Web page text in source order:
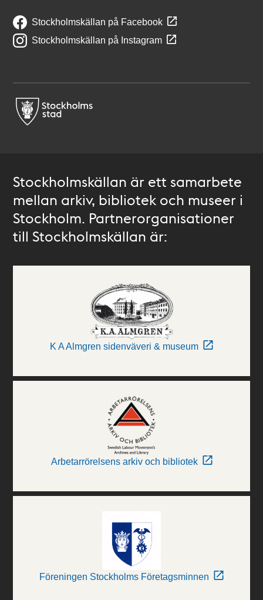
Stockholmskällan på Facebook
Stockholmskällan på Instagram
Stockholmskällan är ett samarbete
mellan arkiv, bibliotek och museer i
Stockholm. Partnerorganisationer
till Stockholmskällan är:
K A Almgren sidenväveri & museum
Arbetarrörelsens arkiv och bibliotek
Föreningen Stockholms Företagsminnen